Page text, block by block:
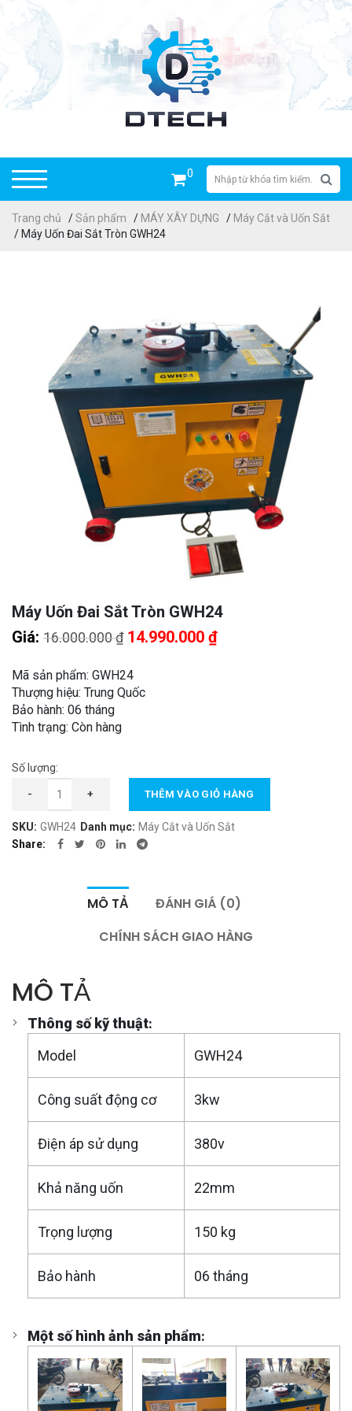
0
Trang chủ /Sản phẩm / MÁY XÂY DỰNG / Máy Cắt và Uốn Sắt
/ Máy Uốn Đai Sắt Tròn GWH24
Máy Uốn Đai Sắt Tròn GWH24
Giá: 16.000.000₫ Giá
là:
16.000.000 ₫.
14.990.000 ₫Giá
Mã sản phẩm: GWH24
Thượng hiệu: Trung Quốc
Bảo hành: 06 tháng
Tình trạng: Còn hàng
Số lượng:
Máy Uốn Đai Sắt Tròn GWH24 số lượng
- + THÊM VÀO GIỎ HÀNG
SKU: GWH24 Danh mục: Máy Cắt và Uốn Sắt
Share
MÔ TẢ
ĐÁNH GIÁ (0)
CHÍNH SÁCH GIAO HÀNG
MÔ TẢ
Thông số kỹ thuật:
Model GWH24
Công suất động cơ 3kw
Điện áp sử dụng 380v
Khả năng uốn 22mm
Trọng lượng 150 kg
Bảo hành 06 tháng
Một số hình ảnh sản phẩm: